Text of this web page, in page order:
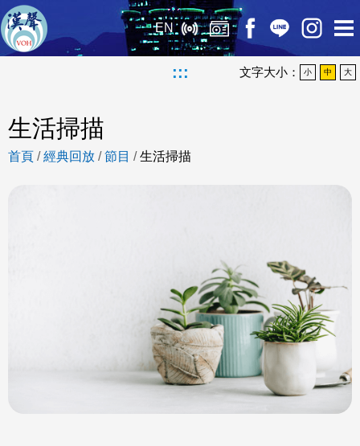
EN
::: 文字大小： 小 中 大
生活掃描
首頁 /經典回放 /節目 /生活掃描